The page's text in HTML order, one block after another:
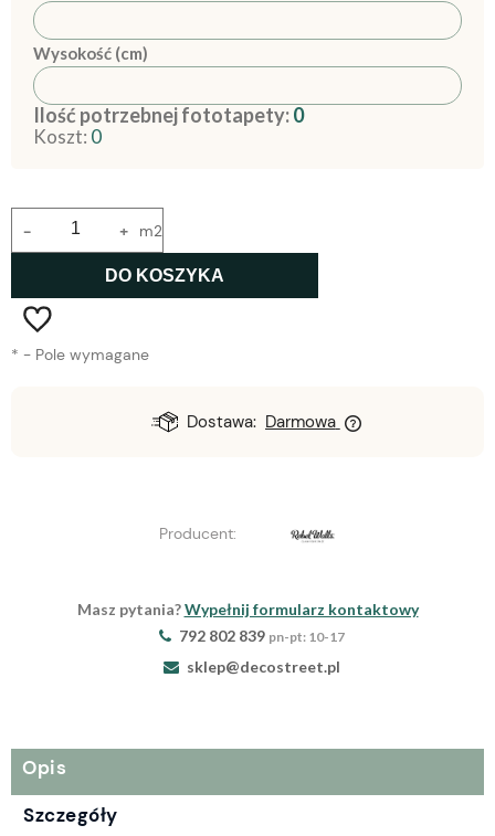
Wysokość (cm)
Ilość potrzebnej fototapety:0
Koszt: 0
+
- m2
DO KOSZYKA
* - Pole wymagane
Dostawa: Darmowa
Producent:
Masz pytania?Wypełnij formularz kontaktowy
792 802 839 pn-pt: 10-17
sklep@decostreet.pl
Opis
Szczegóły